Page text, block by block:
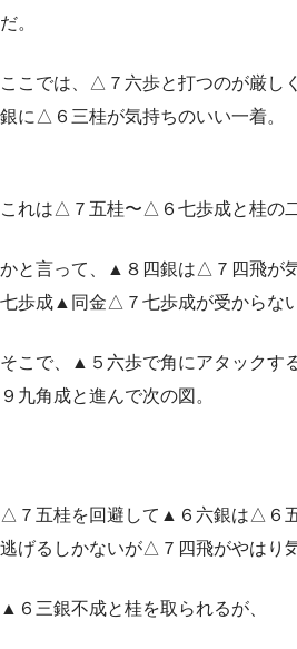
だ。
ここでは、△７六歩と打つのが厳
銀に△６三桂が気持ちのいい一着。
これは△７五桂〜△６七歩成と桂の
かと言って、▲８四銀は△７四飛が
七歩成▲同金△７七歩成が受からない
そこで、▲５六歩で角にアタック
９九角成と進んで次の図。
△７五桂を回避して▲６六銀は△６
逃げるしかないが△７四飛がやはり
▲６三銀不成と桂を取られるが、